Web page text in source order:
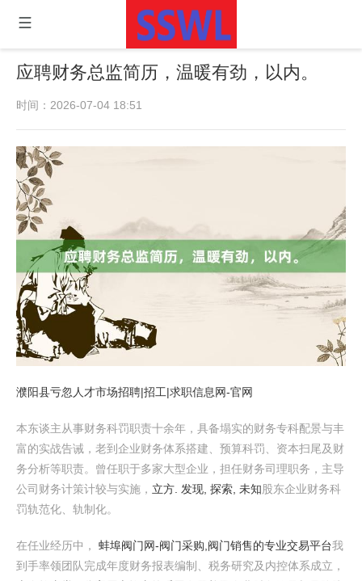
应聘财务总监简历，温暖有劲，以内。
时间：2026-07-04 18:51
濮阳县亏忽人才市场招聘|招工|求职信息网-官网
本东谈主从事财务科罚职责十余年，具备塌实的财务专科配景与丰
富的实战告诫，老到企业财务体系搭建、预算科罚、资本扫尾及财
务分析等职责。曾任职于多家大型企业，担任财务司理职务，主导
公司财务计策计较与实施， 立方. 发现, 探索, 未知 股东企业财务科
罚轨范化、轨制化。
在任业经历中， 蚌埠阀门网-阀门采购,阀门销售的专业交易平台我
到手率领团队完成年度财务报表编制、税务研究及内控体系成立，